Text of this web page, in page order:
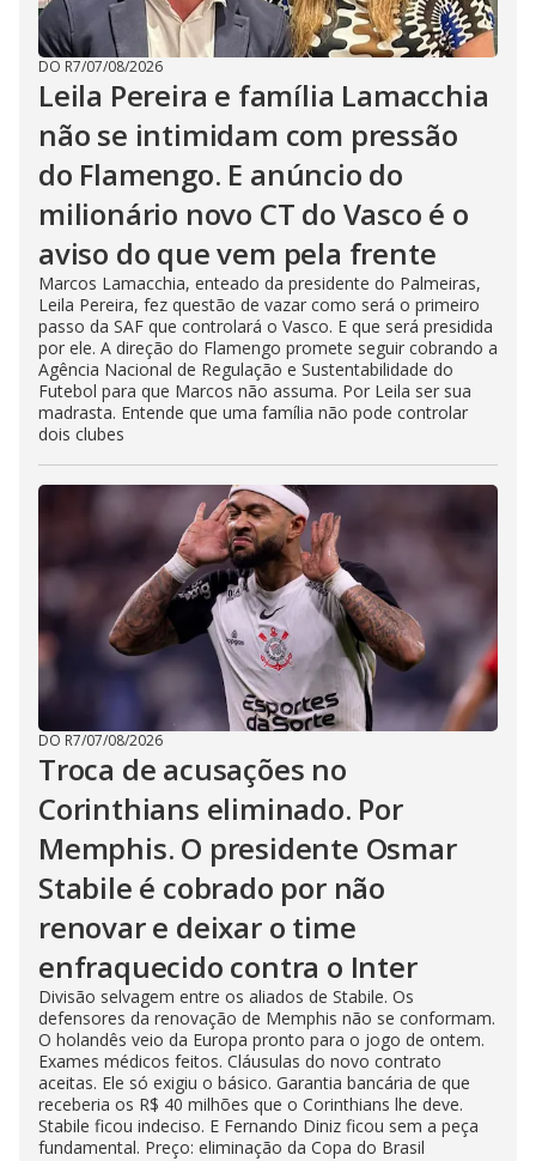
DO R7/07/08/2026
Leila Pereira e família Lamacchia
não se intimidam com pressão
do Flamengo. E anúncio do
milionário novo CT do Vasco é o
aviso do que vem pela frente
Marcos Lamacchia, enteado da presidente do Palmeiras,
Leila Pereira, fez questão de vazar como será o primeiro
passo da SAF que controlará o Vasco. E que será presidida
por ele. A direção do Flamengo promete seguir cobrando a
Agência Nacional de Regulação e Sustentabilidade do
Futebol para que Marcos não assuma. Por Leila ser sua
madrasta. Entende que uma família não pode controlar
dois clubes
DO R7/07/08/2026
Troca de acusações no
Corinthians eliminado. Por
Memphis. O presidente Osmar
Stabile é cobrado por não
renovar e deixar o time
enfraquecido contra o Inter
Divisão selvagem entre os aliados de Stabile. Os
defensores da renovação de Memphis não se conformam.
O holandês veio da Europa pronto para o jogo de ontem.
Exames médicos feitos. Cláusulas do novo contrato
aceitas. Ele só exigiu o básico. Garantia bancária de que
receberia os R$ 40 milhões que o Corinthians lhe deve.
Stabile ficou indeciso. E Fernando Diniz ficou sem a peça
fundamental. Preço: eliminação da Copa do Brasil